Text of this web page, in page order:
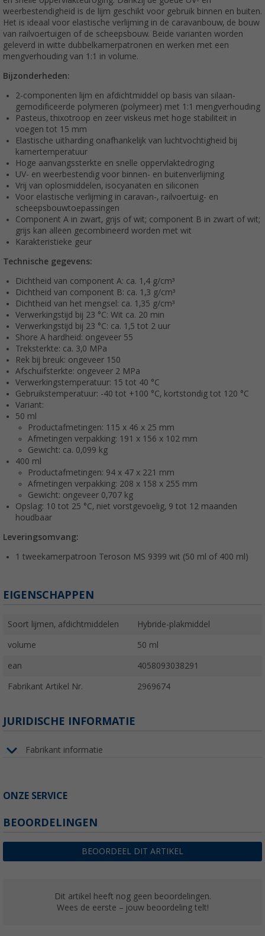
weerbestendigheid is de lijm geschikt voor gebruik binnen en buiten.
Het is ideaal voor elastische verlijming in de caravanbouw, de bouw
van railvoertuigen of de scheepsbouw. Beide varianten worden
geleverd in witte dubbelkamerpatronen en werken met een
mengverhouding van 1:1 in volume.
Bijzonderheden:
2-componenten lijm en afdichtmiddel op basis van silaan-
gemodificeerde polymeren (polymeer) met 1:1 mengverhouding
Pasteus, thixotroop en zeer viskeus met hoge stabiliteit in
voegen tot 15 mm
Elastische uitharding onafhankelijk van luchtvochtigheid bij
kamertemperatuur
Hoge aanvangssterkte en snelle oppervlaktedroging
UV- en weerbestendig voor binnen- en buitenverlijming
Vrij van oplosmiddelen, isocyanaten en siliconen
Voor elastische verlijming in caravan-, railvoertuig- en
scheepsbouwtoepassingen
Component A in zwart, grijs of wit; component B in zwart of wit;
grijs kan alleen gecombineerd worden met wit
Karakteristieke geur
Technische gegevens:
Dichtheid van component A: ca. 1,4 g/cm³
Dichtheid van component B: ca. 1,3 g/cm³
Dichtheid van het mengsel: ca. 1,35 g/cm³
Verwerkingstijd bij 23 °C: Wit ca. 20 min
Verwerkingstijd bij 23 °C: ca. 1,5 tot 2 uur
Shore A hardheid: ongeveer 55
Treksterkte: ca. 3,0 MPa
Rek bij breuk: ongeveer 150
Afschuifsterkte: ongeveer 2 MPa
Verwerkingstemperatuur: 15 tot 40 °C
Gebruikstemperatuur: -40 tot +100 °C, kortstondig tot 120 °C
Variant:
50 ml
Productafmetingen: 115 x 46 x 25 mm
Afmetingen verpakking: 191 x 156 x 102 mm
Gewicht: ca. 0,099 kg
400 ml
Productafmetingen: 94 x 47 x 221 mm
Afmetingen verpakking: 208 x 158 x 255 mm
Gewicht: ongeveer 0,707 kg
Opslag: 10 tot 25 °C, niet vorstgevoelig, 9 tot 12 maanden
houdbaar
Leveringsomvang:
1 tweekamerpatroon Teroson MS 9399 wit (50 ml of 400 ml)
EIGENSCHAPPEN
Soort lijmen, afdichtmiddelen Hybride-plakmiddel
volume 50 ml
ean 4058093038291
Fabrikant Artikel Nr. 2969674
JURIDISCHE INFORMATIE
Fabrikant informatie
ONZE SERVICE
BEOORDELINGEN
BEOORDEEL DIT ARTIKEL
Dit artikel heeft nog geen beoordelingen.
Wees de eerste – jouw beoordeling telt!